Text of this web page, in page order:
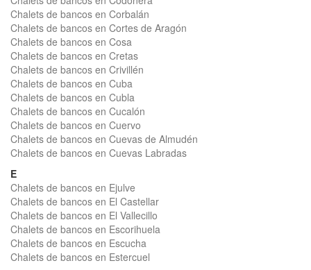
Chalets de bancos en Corbalán
Chalets de bancos en Cortes de Aragón
Chalets de bancos en Cosa
Chalets de bancos en Cretas
Chalets de bancos en Crivillén
Chalets de bancos en Cuba
Chalets de bancos en Cubla
Chalets de bancos en Cucalón
Chalets de bancos en Cuervo
Chalets de bancos en Cuevas de Almudén
Chalets de bancos en Cuevas Labradas
E
Chalets de bancos en Ejulve
Chalets de bancos en El Castellar
Chalets de bancos en El Vallecillo
Chalets de bancos en Escorihuela
Chalets de bancos en Escucha
Chalets de bancos en Estercuel